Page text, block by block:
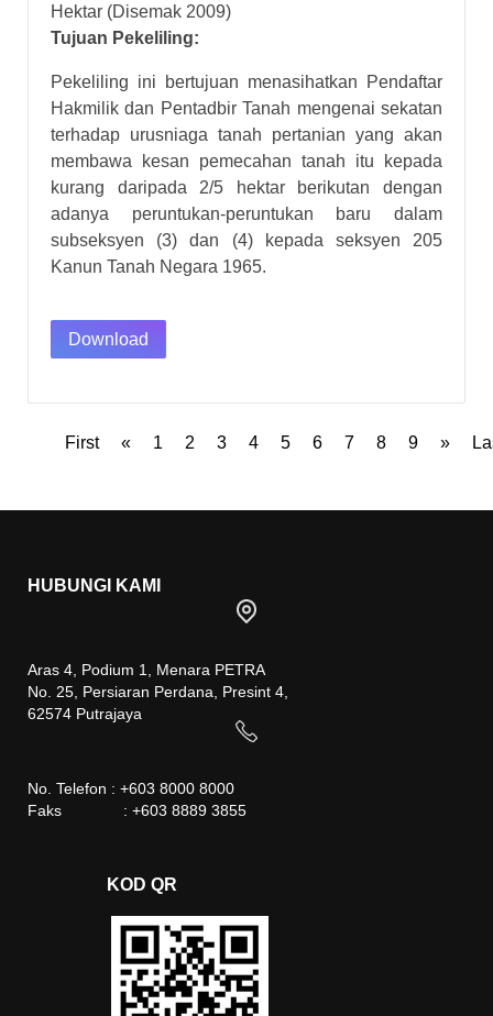
Hektar (Disemak 2009)
Tujuan Pekeliling:
Pekeliling ini bertujuan menasihatkan Pendaftar
Hakmilik dan Pentadbir Tanah mengenai sekatan
terhadap urusniaga tanah pertanian yang akan
membawa kesan pemecahan tanah itu kepada
kurang daripada 2/5 hektar berikutan dengan
adanya peruntukan-peruntukan baru dalam
subseksyen (3) dan (4) kepada seksyen 205
Kanun Tanah Negara 1965.
Download
First « 1 2 3 4 5 6 7 8 9 »
HUBUNGI KAMI
Aras 4, Podium 1, Menara PETRA
No. 25, Persiaran Perdana, Presint 4,
62574 Putrajaya
No. Telefon : +603 8000 8000
Faks : +603 8889 3855
KOD QR